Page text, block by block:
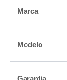
Marca
Modelo
Garantia